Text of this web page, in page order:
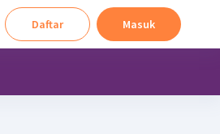
Daftar Masuk